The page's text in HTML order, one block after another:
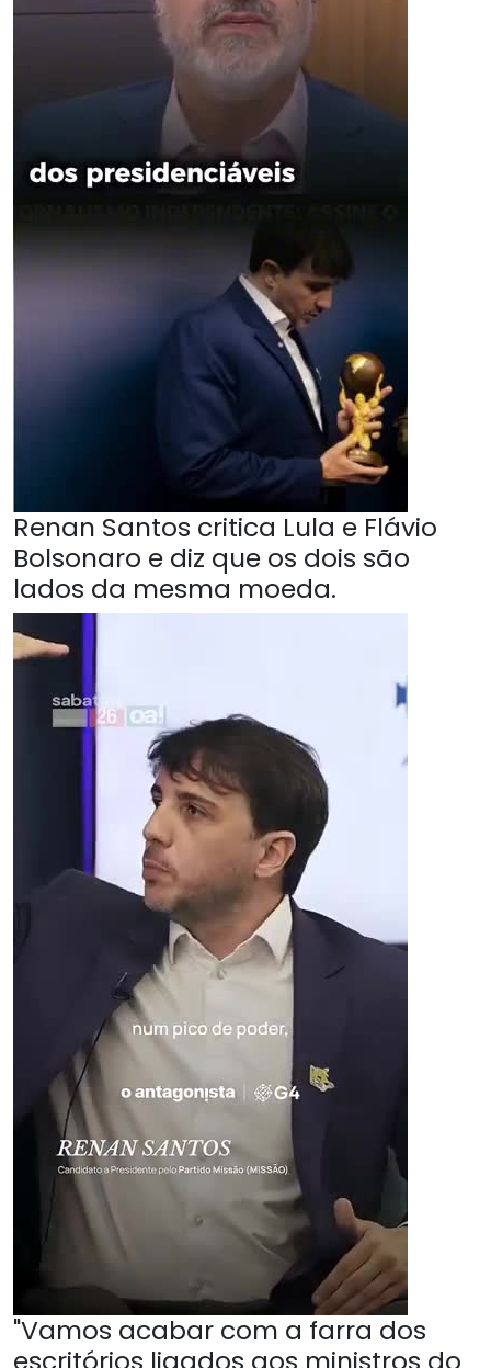
Renan Santos critica Lula e Flávio
Bolsonaro e diz que os dois são
lados da mesma moeda.
"Vamos acabar com a farra dos
escritórios ligados aos ministros do